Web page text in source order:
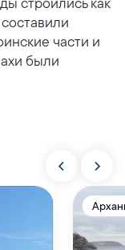
части и
были